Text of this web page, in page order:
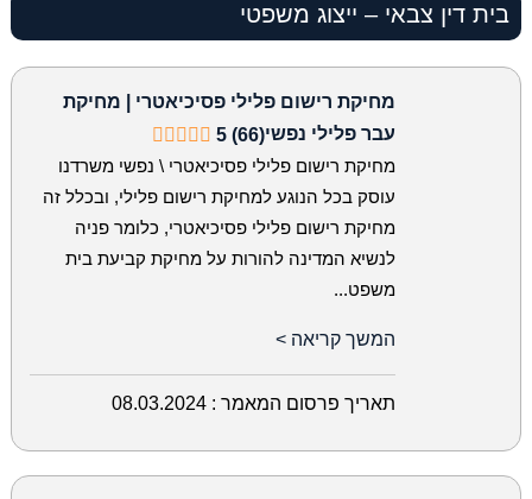
בית דין צבאי – ייצוג משפטי
מחיקת רישום פלילי פסיכיאטרי | מחיקת
עבר פלילי נפשי5 (66)
מחיקת רישום פלילי פסיכיאטרי \ נפשי משרדנו
עוסק בכל הנוגע למחיקת רישום פלילי, ובכלל זה
מחיקת רישום פלילי פסיכיאטרי, כלומר פניה
לנשיא המדינה להורות על מחיקת קביעת בית
משפט...
המשך קריאה >
תאריך פרסום המאמר : 08.03.2024